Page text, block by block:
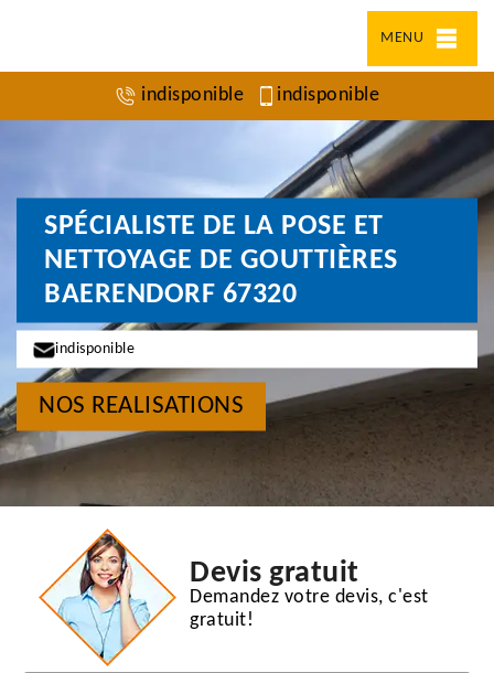
MENU
indisponible indisponible
SPÉCIALISTE DE LA POSE ET
NETTOYAGE DE GOUTTIÈRES
BAERENDORF 67320
indisponible
NOS REALISATIONS
Devis gratuit
Demandez votre devis, c'est
gratuit!